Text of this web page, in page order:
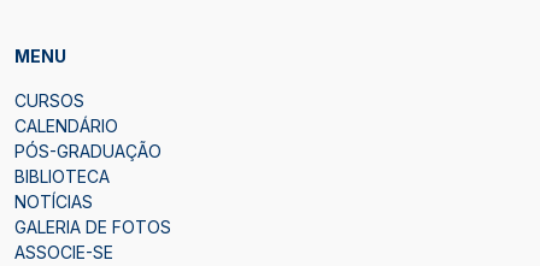
MENU
CURSOS
CALENDÁRIO
PÓS-GRADUAÇÃO
BIBLIOTECA
NOTÍCIAS
GALERIA DE FOTOS
ASSOCIE-SE